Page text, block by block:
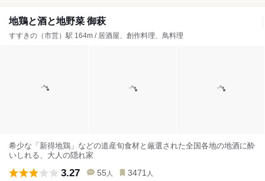
地鶏と酒と地野菜 御萩
すすきの（市営）駅 164m / 居酒屋、創作料理、鳥料理
希少な「新得地鶏」などの道産旬食材と厳選された全国各地の地酒に酔
いしれる、大人の隠れ家
3.27 55 人 3471 人